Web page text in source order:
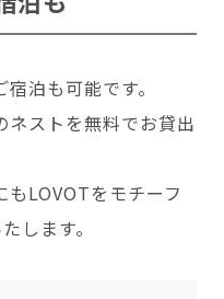
泊も可能です。
ネストを無料でお貸出
もLOVOTをモチーフ
します。